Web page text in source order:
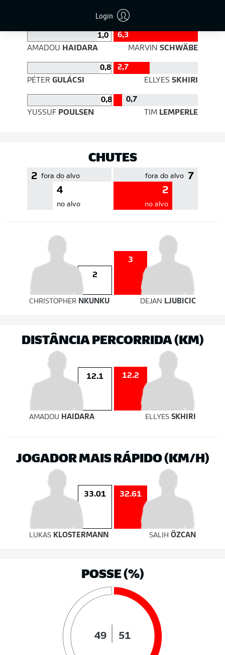
Login
EFICIÊNCIA DE PASSES
1,0
6,3
AMADOU HAIDARA MARVIN SCHWÄBE
0,8
2,7
PÉTER GULÁCSI ELLYES SKHIRI
0,8
0,7
YUSSUF POULSEN TIMLEMPERLE
CHUTES
2 fora do alvo
4
no alvo
7
fora do alvo
2
no alvo
2
3
CHRISTOPHER NKUNKU DEJAN LJUBICIC
DISTÂNCIA PERCORRIDA (KM)
12.1 12.2
AMADOU HAIDARA ELLYESSKHIRI
JOGADOR MAIS RÁPIDO (KM/H)
33.01 32.61
LUKAS KLOSTERMANN SALIHÖZCAN
POSSE (%)
49 51